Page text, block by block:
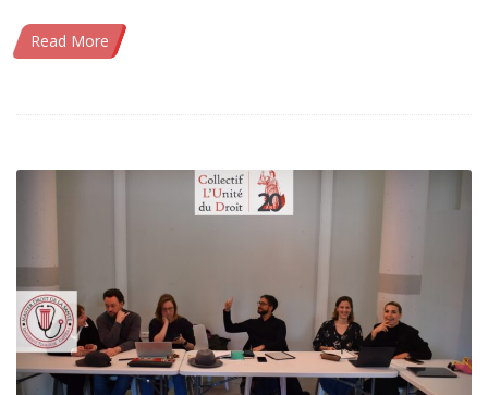
Read More